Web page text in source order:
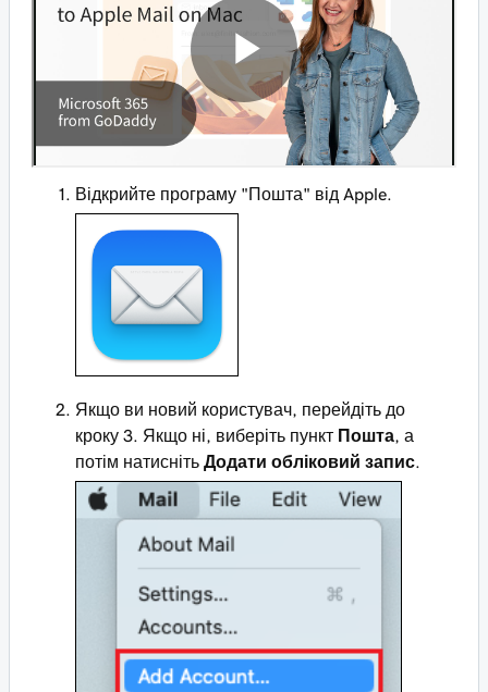
Відкрийте програму "Пошта" від Apple.
Якщо ви новий користувач, перейдіть до
кроку 3. Якщо ні, виберіть пункт Пошта, а
потім натисніть Додати обліковий запис.